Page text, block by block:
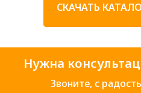
СКАЧАТЬ
Нужна
Звоните, с